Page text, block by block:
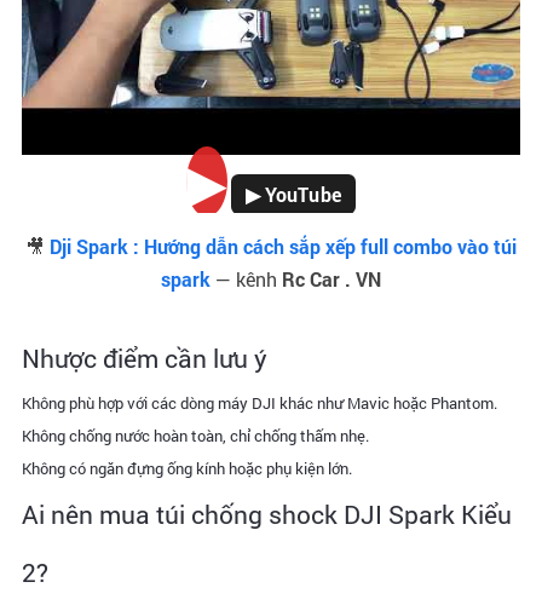
▶ ▶ YouTube
🎥 Dji Spark : Hướng dẫn cách sắp xếp full combo vào túi
spark — kênh Rc Car . VN
Nhược điểm cần lưu ý
Không phù hợp với các dòng máy DJI khác như Mavic hoặc Phantom.
Không chống nước hoàn toàn, chỉ chống thấm nhẹ.
Không có ngăn đựng ống kính hoặc phụ kiện lớn.
Ai nên mua túi chống shock DJI Spark Kiểu
2?